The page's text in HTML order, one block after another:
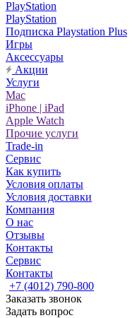
PlayStation
PlayStation
Подписка Playstation Plus
Игры
Аксессуары
Акции
Услуги
Mac
iPhone | iPad
Apple Watch
Прочие услуги
Trade-in
Сервис
Как купить
Условия оплаты
Условия доставки
Компания
О нас
Отзывы
Контакты
Сервис
Контакты
+7 (4012) 790-800
Заказать звонок
Задать вопрос